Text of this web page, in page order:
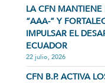
LA CFN MANTIENE
“AAA-” Y
IMPULSAR EL
ECUADOR
22 julio, 2026
CFN B.P. ACTIVA